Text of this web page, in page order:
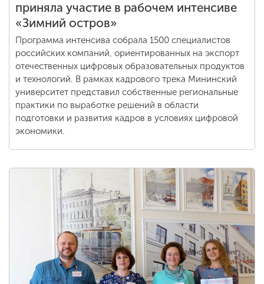
приняла участие в рабочем интенсиве
«Зимний остров»
Программа интенсива собрала 1500 специалистов
российских компаний, ориентированных на экспорт
отечественных цифровых образовательных продуктов
и технологий. В рамках кадрового трека Мининский
университет представил собственные региональные
практики по выработке решений в области
подготовки и развития кадров в условиях цифровой
экономики.